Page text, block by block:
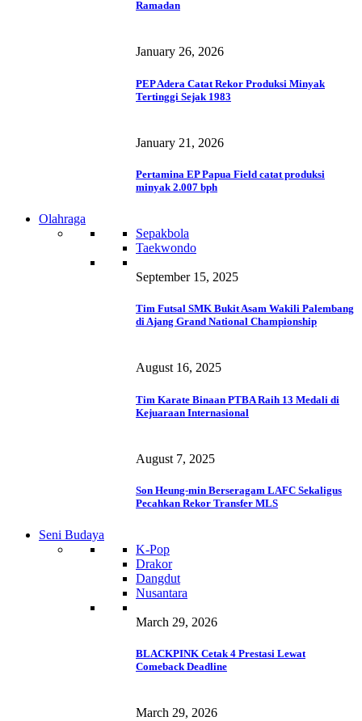
Ramadan
January 26, 2026
PEP Adera Catat Rekor Produksi Minyak
Tertinggi Sejak 1983
January 21, 2026
Pertamina EP Papua Field catat produksi
minyak 2.007 bph
Olahraga
Sepakbola
Taekwondo
September 15, 2025
Tim Futsal SMK Bukit Asam Wakili Palembang
di Ajang Grand National Championship
August 16, 2025
Tim Karate Binaan PTBA Raih 13 Medali di
Kejuaraan Internasional
August 7, 2025
Son Heung-min Berseragam LAFC Sekaligus
Pecahkan Rekor Transfer MLS
Seni Budaya
K-Pop
Drakor
Dangdut
Nusantara
March 29, 2026
BLACKPINK Cetak 4 Prestasi Lewat
Comeback Deadline
March 29, 2026